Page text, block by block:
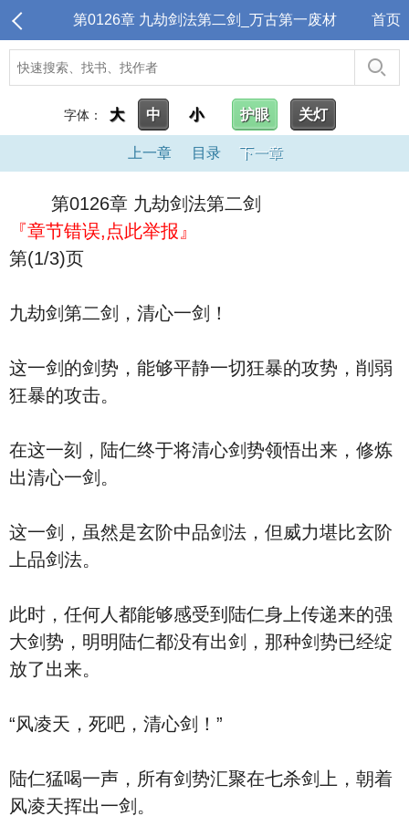
第0126章 九劫剑法第二剑_万古第一废材 首页
字体： 大 中 小 护眼 关灯
上一章 目录 下一章
第0126章 九劫剑法第二剑
『章节错误,点此举报』
第(1/3)页
九劫剑第二剑，清心一剑！
这一剑的剑势，能够平静一切狂暴的攻势，削弱
狂暴的攻击。
在这一刻，陆仁终于将清心剑势领悟出来，修炼
出清心一剑。
这一剑，虽然是玄阶中品剑法，但威力堪比玄阶
上品剑法。
此时，任何人都能够感受到陆仁身上传递来的强
大剑势，明明陆仁都没有出剑，那种剑势已经绽
放了出来。
“风凌天，死吧，清心剑！”
陆仁猛喝一声，所有剑势汇聚在七杀剑上，朝着
风凌天挥出一剑。